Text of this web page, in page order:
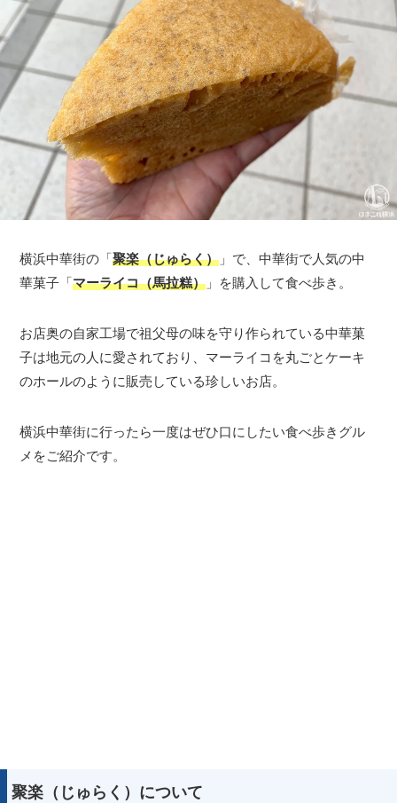
横浜中華街の「聚楽（じゅらく） 」で、中華街で人気の中
華菓子「マーライコ（馬拉糕） 」を購入して食べ歩き。
お店奥の自家工場で祖父母の味を守り作られている中華菓
子は地元の人に愛されており、マーライコを丸ごとケーキ
のホールのように販売している珍しいお店。
横浜中華街に行ったら一度はぜひ口にしたい食べ歩きグル
メをご紹介です。
聚楽（じゅらく）について